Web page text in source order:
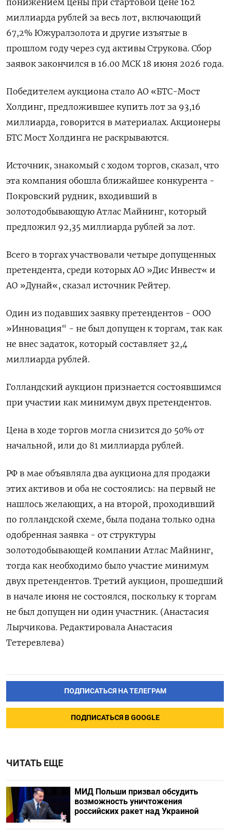
понижением ​цены при ⁠стартовой цене 162
миллиарда рублей за весь лот, ‌включающий
67,2% Южуралзолота и другие изъятые ‌в
прошлом году через суд активы Струкова. Сбор
заявок закончился в 16.00 МСК ​18 июня 2026 года.
Победителем аукциона стало АО «БТС-Мост
Холдинг, предложившее купить ‌лот за 93,16
миллиарда, говорится в материалах. Акционеры
БТС Мост ​Холдинга не раскрываются.
Источник, знакомый с ходом торгов, сказал, что
эта ‌компания обошла ближайшее конкурента -
Покровский рудник, входивший в
золотодобывающую Атлас Майнинг, который
предложил 92,35 миллиарда рублей за лот.
Всего в торгах участвовали ​четыре допущенных
претендента, среди ​которых АО »Дис ‌Инвест« и
АО »Дунай«, сказал источник Рейтер.
Один из подавших заявку претендентов - ООО
»Инновация" - ​не был допущен к торгам, так как
не внес задаток, который составляет 32,4
миллиарда рублей.
Голландский аукцион признается состоявшимся
при участии как минимум двух претендентов.
Цена в ходе торгов могла снизится до 50% от
начальной, или до 81 миллиарда рублей.
РФ в мае объявляла два аукциона для продажи
этих активов ​и оба не состоялись: на ⁠первый не
нашлось желающих, а на второй, проходивший
по голландской схеме, была подана только ‌одна
одобренная заявка - от структуры
золотодобывающей компании Атлас Майнинг,
тогда как необходимо ‌было участие минимум
двух претендентов. Третий аукцион, прошедший
в начале июня ​не состоялся, поскольку к торгам
не был допущен ни ‌один участник. (Анастасия
Лырчикова. Редактировала Анастасия
Тетеревлева)
ПОДПИСАТЬСЯ НА ТЕЛЕГРАМ
ПОДПИСАТЬСЯ В GOOGLE
ЧИТАТЬ ЕЩЕ
МИД Польши призвал обсудить
возможность уничтожения
российских ракет над Украиной